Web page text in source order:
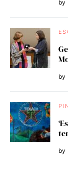
by
by
by